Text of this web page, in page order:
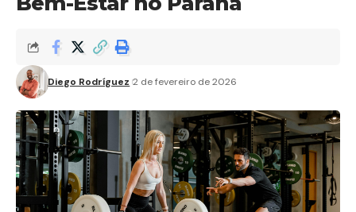
Diego Rodríguez 2 de fevereiro de 2026